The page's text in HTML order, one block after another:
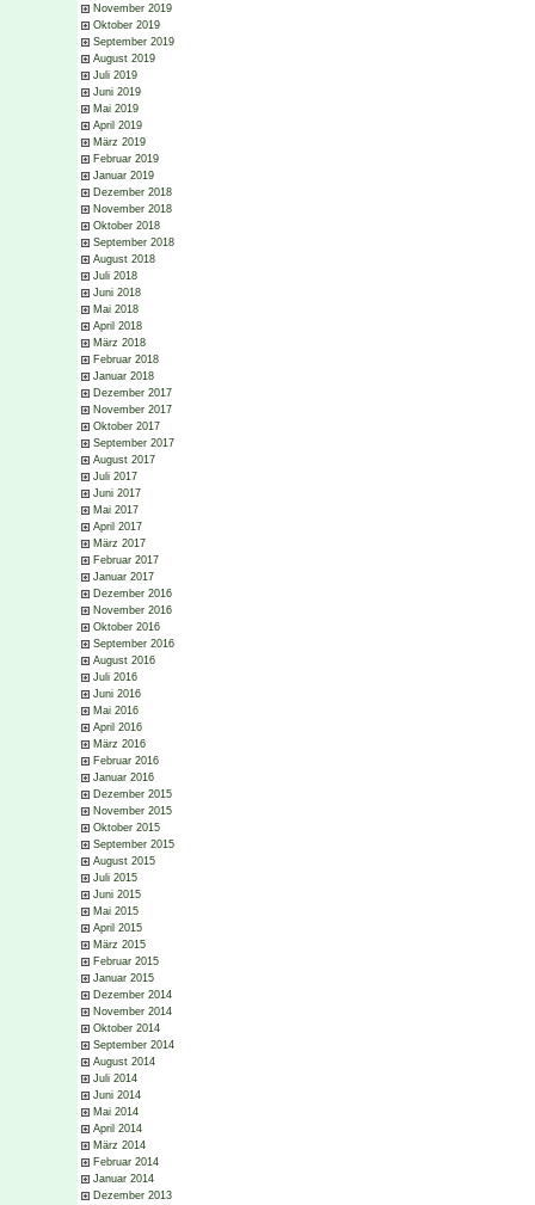
November 2019
Oktober 2019
September 2019
August 2019
Juli 2019
Juni 2019
Mai 2019
April 2019
März 2019
Februar 2019
Januar 2019
Dezember 2018
November 2018
Oktober 2018
September 2018
August 2018
Juli 2018
Juni 2018
Mai 2018
April 2018
März 2018
Februar 2018
Januar 2018
Dezember 2017
November 2017
Oktober 2017
September 2017
August 2017
Juli 2017
Juni 2017
Mai 2017
April 2017
März 2017
Februar 2017
Januar 2017
Dezember 2016
November 2016
Oktober 2016
September 2016
August 2016
Juli 2016
Juni 2016
Mai 2016
April 2016
März 2016
Februar 2016
Januar 2016
Dezember 2015
November 2015
Oktober 2015
September 2015
August 2015
Juli 2015
Juni 2015
Mai 2015
April 2015
März 2015
Februar 2015
Januar 2015
Dezember 2014
November 2014
Oktober 2014
September 2014
August 2014
Juli 2014
Juni 2014
Mai 2014
April 2014
März 2014
Februar 2014
Januar 2014
Dezember 2013